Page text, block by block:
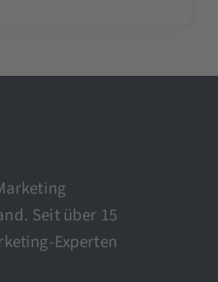
Seit über 15
Experten